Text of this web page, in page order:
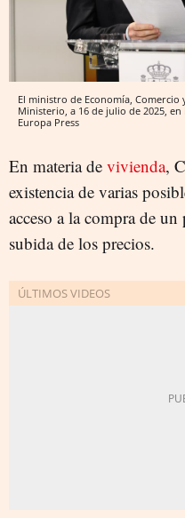
El ministro de Economía, Comercio
Ministerio, a 16 de julio de 2025, en
Europa Press
En materia de vivienda,
existencia de varias
acceso a la compra de
subida de los precios.